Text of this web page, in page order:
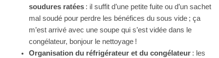
soudures ratées: il suffit d’une petite fuite ou d’un sachet
mal soudé pour perdre les bénéfices du sous vide ; ça
m’est arrivé avec une soupe qui s’est vidée dans le
congélateur, bonjour le nettoyage !
Organisation du réfrigérateur et du congélateur: les